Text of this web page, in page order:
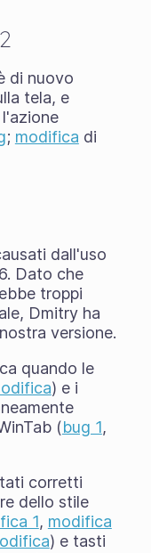
di nuovo
tela, e
; modifica di
dall'uso
Dato che
troppi
Dmitry ha
versione.
quando le
) e i
(bug 1,
corretti
dello stile
1, modifica
) e tasti